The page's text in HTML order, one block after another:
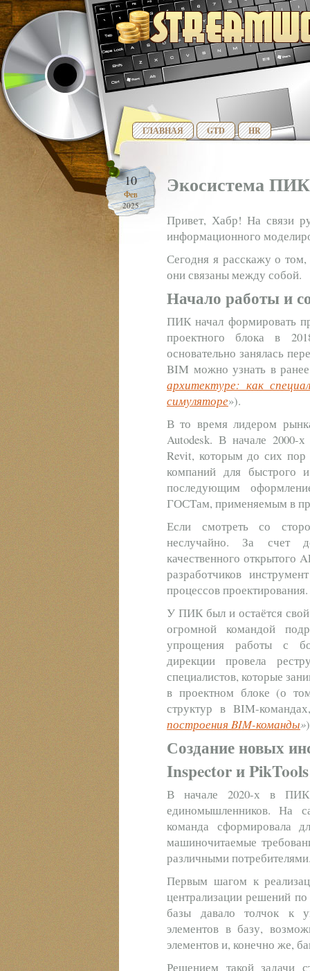
ГЛАВНАЯ GTD HR
10
Фев
2025
Экосистема
Привет, Хабр! На связи
информационного
Сегодня я расскажу о
они связаны между собой.
Начало работы и
ПИК начал формировать
проектного блока в
основательно занялась
BIM можно узнать в
архитектуре: как
симуляторе»).
В то время лидером
Autodesk. В начале 2000-
Revit, которым до сих пор
компаний для быстрого
последующим
ГОСТам, применяемым в
Если смотреть со
неслучайно. За счет
качественного открытого
разработчиков
процессов
У ПИК был и остаётся
огромной командой
упрощения работы с
дирекции провела
специалистов, которые
в проектном блоке (о
структур в BIM-
построения BIM-команды»
Создание новых
Inspector и PikTools
В начале 2020-х в ПИК
единомышленников. На
команда сформировала
машиночитаемые
различными
Первым шагом к
централизации решений
базы давало толчок к
элементов в базу,
элементов и, конечно же,
Решением такой задачи